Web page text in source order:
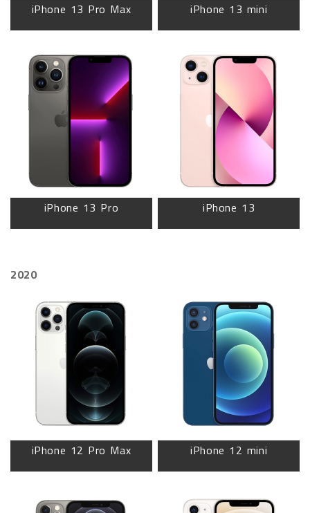
iPhone 13 Pro Max iPhone 13 mini
iPhone 13 Pro iPhone 13
2020
iPhone 12 Pro Max iPhone 12 mini